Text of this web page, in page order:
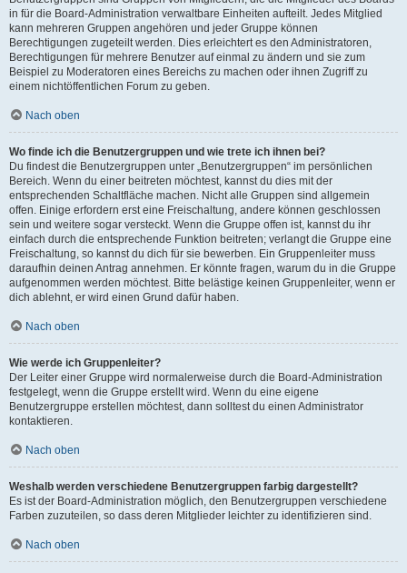
in für die Board-Administration verwaltbare Einheiten aufteilt. Jedes Mitglied
kann mehreren Gruppen angehören und jeder Gruppe können
Berechtigungen zugeteilt werden. Dies erleichtert es den Administratoren,
Berechtigungen für mehrere Benutzer auf einmal zu ändern und sie zum
Beispiel zu Moderatoren eines Bereichs zu machen oder ihnen Zugriff zu
einem nichtöffentlichen Forum zu geben.
Nach oben
Wo finde ich die Benutzergruppen und wie trete ich ihnen bei?
Du findest die Benutzergruppen unter „Benutzergruppen“ im persönlichen
Bereich. Wenn du einer beitreten möchtest, kannst du dies mit der
entsprechenden Schaltfläche machen. Nicht alle Gruppen sind allgemein
offen. Einige erfordern erst eine Freischaltung, andere können geschlossen
sein und weitere sogar versteckt. Wenn die Gruppe offen ist, kannst du ihr
einfach durch die entsprechende Funktion beitreten; verlangt die Gruppe eine
Freischaltung, so kannst du dich für sie bewerben. Ein Gruppenleiter muss
daraufhin deinen Antrag annehmen. Er könnte fragen, warum du in die Gruppe
aufgenommen werden möchtest. Bitte belästige keinen Gruppenleiter, wenn er
dich ablehnt, er wird einen Grund dafür haben.
Nach oben
Wie werde ich Gruppenleiter?
Der Leiter einer Gruppe wird normalerweise durch die Board-Administration
festgelegt, wenn die Gruppe erstellt wird. Wenn du eine eigene
Benutzergruppe erstellen möchtest, dann solltest du einen Administrator
kontaktieren.
Nach oben
Weshalb werden verschiedene Benutzergruppen farbig dargestellt?
Es ist der Board-Administration möglich, den Benutzergruppen verschiedene
Farben zuzuteilen, so dass deren Mitglieder leichter zu identifizieren sind.
Nach oben